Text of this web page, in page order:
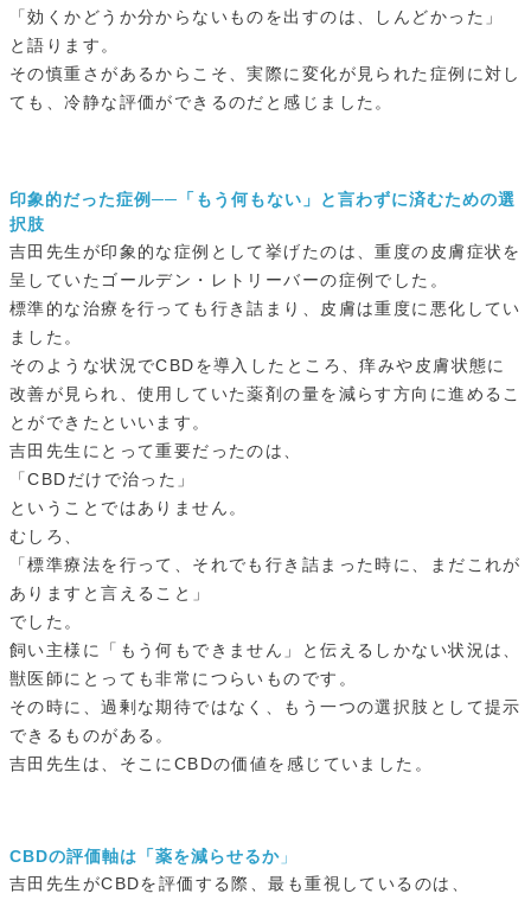
「効くかどうか分からないものを出すのは、しんどかった」
と語ります。
その慎重さがあるからこそ、実際に変化が見られた症例に対し
ても、冷静な評価ができるのだと感じました。
印象的だった症例──「もう何もない」と言わずに済むための選
択肢
吉田先生が印象的な症例として挙げたのは、重度の皮膚症状を
呈していたゴールデン・レトリーバーの症例でした。
標準的な治療を行っても行き詰まり、皮膚は重度に悪化してい
ました。
そのような状況でCBDを導入したところ、痒みや皮膚状態に
改善が見られ、使用していた薬剤の量を減らす方向に進めるこ
とができたといいます。
吉田先生にとって重要だったのは、
「CBDだけで治った」
ということではありません。
むしろ、
「標準療法を行って、それでも行き詰まった時に、まだこれが
ありますと言えること」
でした。
飼い主様に「もう何もできません」と伝えるしかない状況は、
獣医師にとっても非常につらいものです。
その時に、過剰な期待ではなく、もう一つの選択肢として提示
できるものがある。
吉田先生は、そこにCBDの価値を感じていました。
CBDの評価軸は「薬を減らせるか 」
吉田先生がCBDを評価する際、最も重視しているのは、